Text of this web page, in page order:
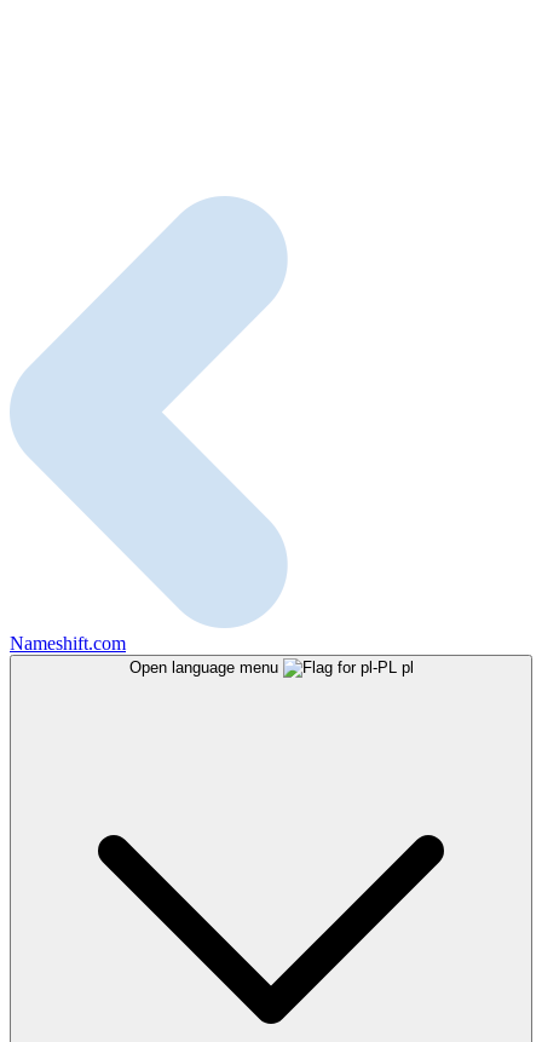
Nameshift.com
Open language menu pl